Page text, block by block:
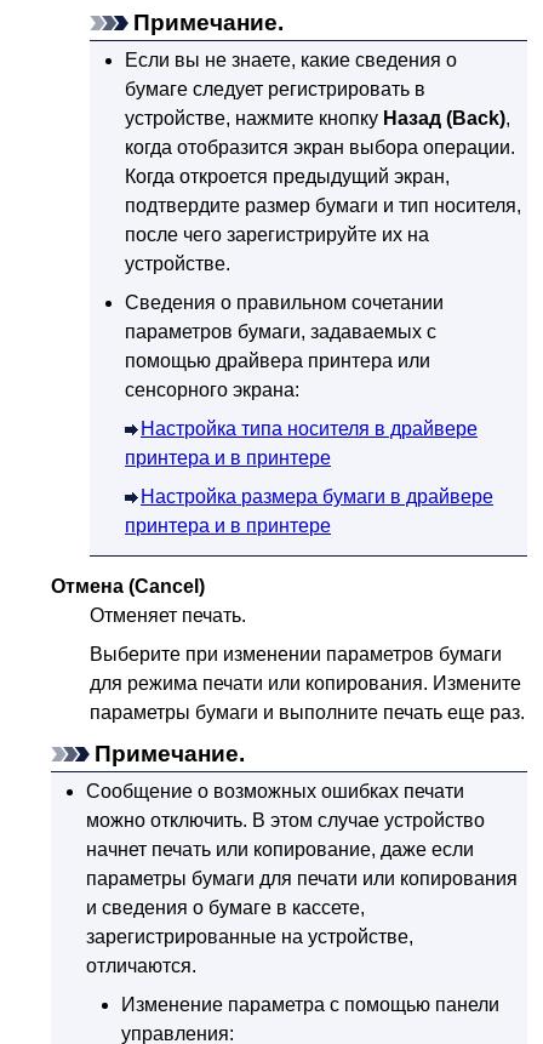
Примечание.
Если вы не знаете, какие сведения о
бумаге следует регистрировать в
устройстве, нажмите кнопку Назад (Back),
когда отобразится экран выбора операции.
Когда откроется предыдущий экран,
подтвердите размер бумаги и тип носителя,
после чего зарегистрируйте их на
устройстве.
Сведения о правильном сочетании
параметров бумаги, задаваемых с
помощью драйвера принтера или
сенсорного экрана:
Настройка типа носителя в драйвере
принтера и в принтере
Настройка размера бумаги в драйвере
принтера и в принтере
Отмена (Cancel)
Отменяет печать.
Выберите при изменении параметров бумаги
для режима печати или копирования. Измените
параметры бумаги и выполните печать еще раз.
Примечание.
Сообщение о возможных ошибках печати
можно отключить. В этом случаеустройство
начнет печать или копирование, даже если
параметры бумаги для печати или копирования
и сведения о бумаге в кассете,
зарегистрированные наустройстве,
отличаются.
Изменение параметра с помощью панели
управления: